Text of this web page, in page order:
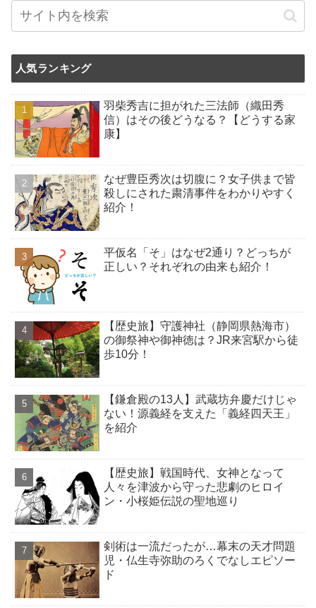
人気ランキング
羽柴秀吉に担がれた三法師（織田秀
信）はその後どうなる？【どうする家
康】
なぜ豊臣秀次は切腹に？女子供まで皆
殺しにされた粛清事件をわかりやすく
紹介！
平仮名「そ」はなぜ2通り？どっちが
正しい？それぞれの由来も紹介！
【歴史旅】守護神社（静岡県熱海市）
の御祭神や御神徳は？JR来宮駅から徒
歩10分！
【鎌倉殿の13人】武蔵坊弁慶だけじゃ
ない！源義経を支えた「義経四天王」
を紹介
【歴史旅】戦国時代、女神となって
人々を津波から守った悲劇のヒロイ
ン・小桜姫伝説の聖地巡り
剣術は一流だったが…幕末の天才問題
児・仏生寺弥助のろくでなしエピソー
ド